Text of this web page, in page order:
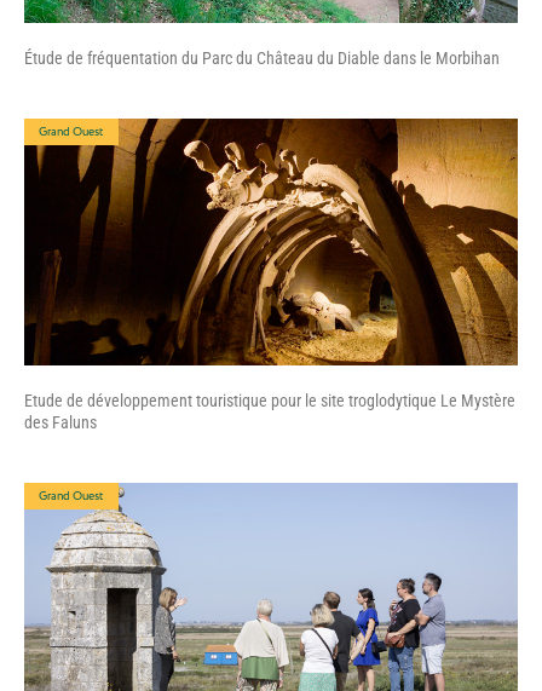
Étude de fréquentation du Parc du Château du Diable dans le Morbihan
Grand Ouest
Etude de développement touristique pour le site troglodytique Le Mystère
des Faluns
Grand Ouest